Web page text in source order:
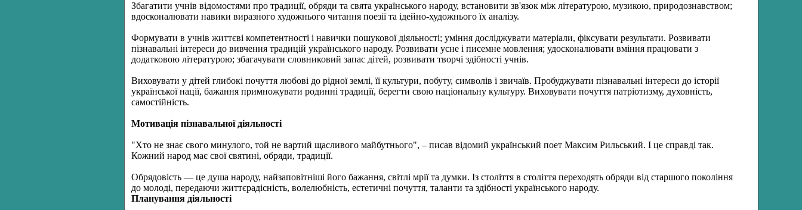
Збагатити учнів відомостями про традиції, обряди та свята українського народу, встановити зв'язок між літературою, музикою, природознавством;
вдосконалювати навики виразного художнього читання поезії та ідейно-художнього їх аналізу.
Формувати в учнів життєві компетентності і навички пошукової діяльності; уміння досліджувати матеріали, фіксувати результати. Розвивати
пізнавальні інтереси до вивчення традицій українського народу. Розвивати усне і писемне мовлення; удосконалювати вміння працювати з
додатковою літературою; збагачувати словниковий запас дітей, розвивати творчі здібності учнів.
Виховувати у дітей глибокі почуття любові до рідної землі, її культури, побуту, символів і звичаїв. Пробуджувати пізнавальні інтереси до історії
української нації, бажання примножувати родинні традиції, берегти свою національну культуру. Виховувати почуття патріотизму, духовність,
самостійність.
Мотивація пізнавальної діяльності
"Хто не знає свого минулого, той не вартий щасливого майбутнього", – писав відомий український поет Максим Рильський. І це справді так.
Кожний народ має свої святині, обряди, традиції.
Обрядовість — це душа народу, найзаповітніші його бажання, світлі мрії та думки. Із століття в століття переходять обряди від старшого покоління
до молоді, передаючи життєрадісність, воле­любність, естетичні почуття, та­ланти та здібності українського народу.
Планування діяльності